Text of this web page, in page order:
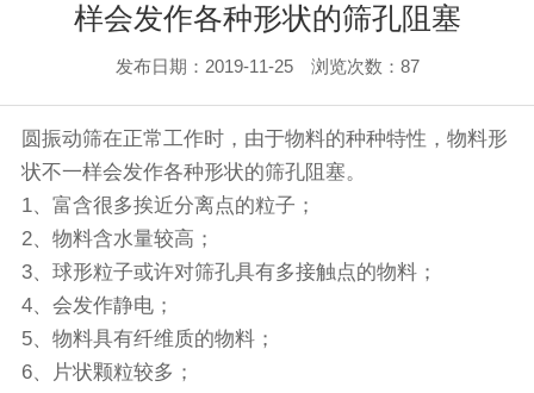
样会发作各种形状的筛孔阻塞
发布日期：2019-11-25 浏览次数： 87
圆振动筛在正常工作时，由于物料的种种特性，物料形
状不一样会发作各种形状的筛孔阻塞。
1、富含很多挨近分离点的粒子；
2、物料含水量较高；
3、球形粒子或许对筛孔具有多接触点的物料；
4、会发作静电；
5、物料具有纤维质的物料；
6、片状颗粒较多；